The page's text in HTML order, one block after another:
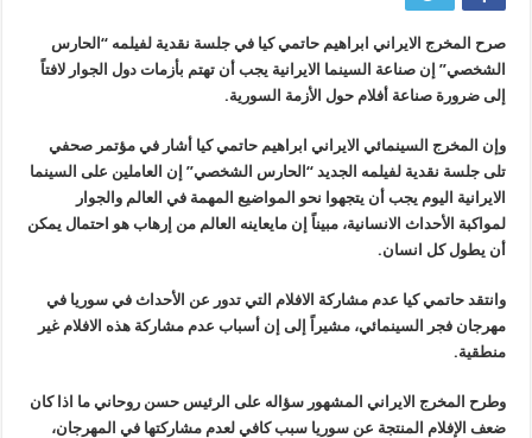
صرح المخرج الايراني ابراهيم حاتمي كيا في جلسة نقدية لفيلمه “الحارس
الشخصي” إن صناعة السينما الايرانية يجب أن تهتم بأزمات دول الجوار لافتاً
إلى ضرورة صناعة أفلام حول الأزمة السورية.
وإن المخرج السينمائي الايراني ابراهيم حاتمي كيا أشار في مؤتمر صحفي
تلى جلسة نقدية لفيلمه الجديد “الحارس الشخصي” إن العاملين على السينما
الايرانية اليوم يجب أن يتجهوا نحو المواضيع المهمة في العالم والجوار
لمواكبة الأحداث الانسانية، مبيناً إن مايعاينه العالم من إرهاب هو احتمال يمكن
أن يطول كل انسان.
وانتقد حاتمي كيا عدم مشاركة الافلام التي تدور عن الأحداث في سوريا في
مهرجان فجر السينمائي، مشيراً إلى إن أسباب عدم مشاركة هذه الافلام غير
منطقية.
وطرح المخرج الايراني المشهور سؤاله على الرئيس حسن روحاني ما اذا كان
ضعف الإفلام المنتجة عن سوريا سبب كافي لعدم مشاركتها في المهرجان،